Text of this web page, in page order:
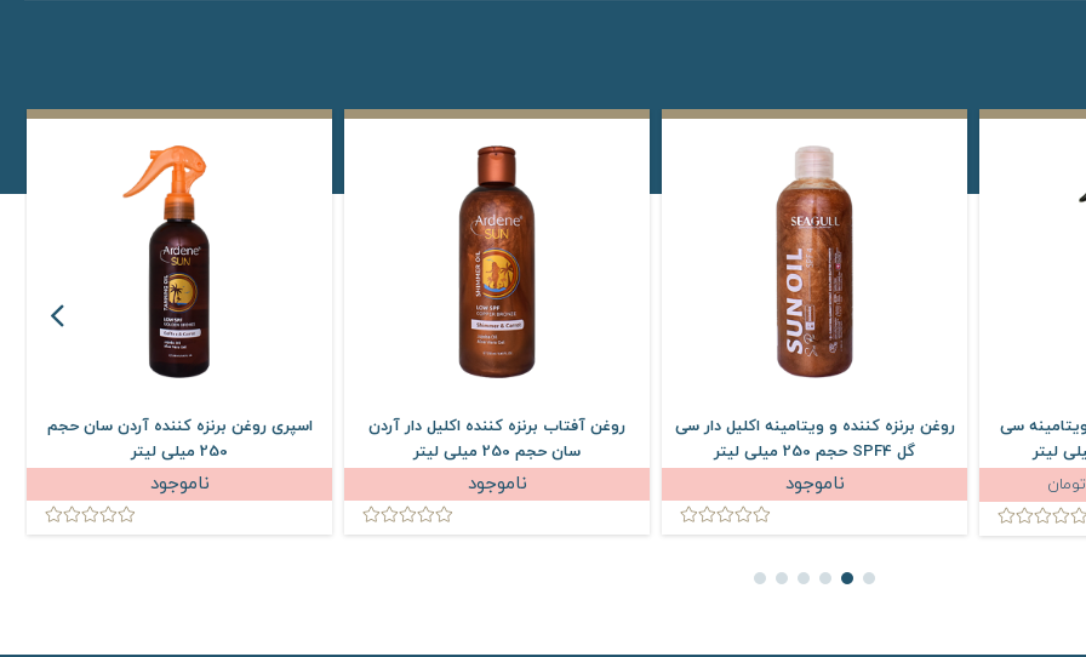
سی
تومان
روغن برنزه کننده و ویتامینه اکلیل دار سی
گل SPF4 حجم 250 میلی لیتر
ناموجود
روغن آفتاب برنزه کننده اکلیل دار آردن
سان حجم 250 میلی لیتر
ناموجود
اسپری روغن برنزه کننده آردن سان حجم
250 میلی لیتر
ناموجود